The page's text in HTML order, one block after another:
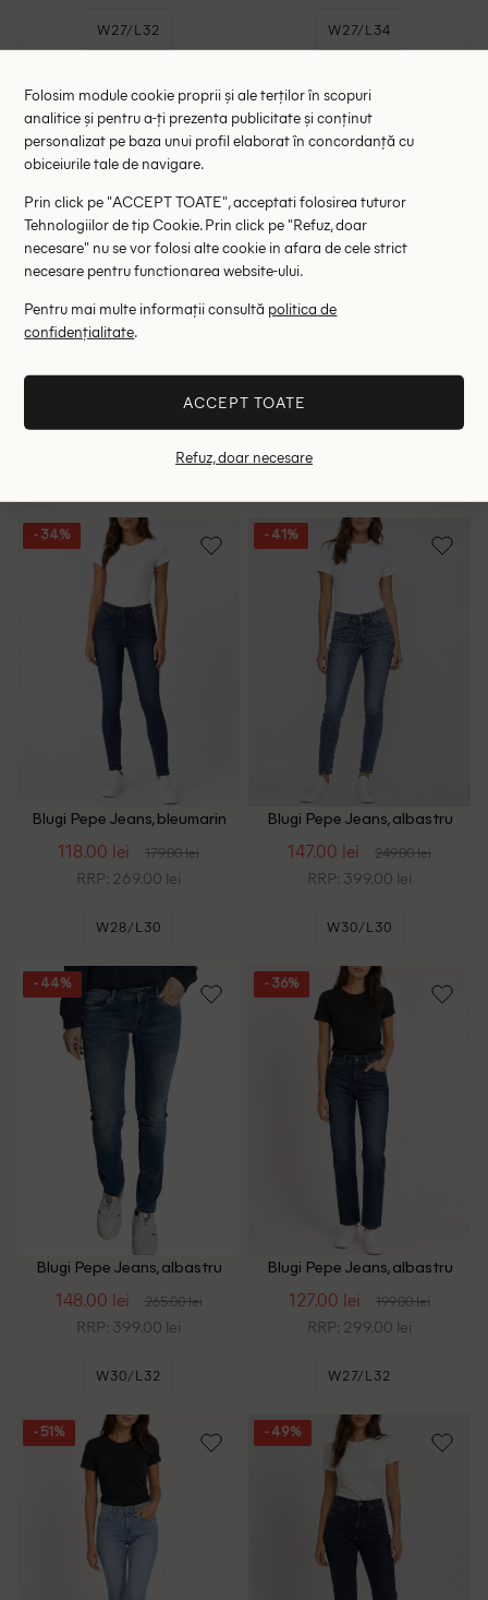
W27/L32 W27/L34
- 36%
Blugi Pepe Jeans, albastru
199.00 lei
RRP: 299.00 lei
- 36%
Blugi Pepe Jeans, bleumarin
128.00 lei
RRP: 325.00 lei
- 34%
Blugi Pepe Jeans, bleumarin
118.00 lei 179.00 lei
RRP: 269.00 lei
W28/L30
- 41%
Blugi Pepe Jeans, albastru
147.00 lei 249.00 lei
RRP: 399.00 lei
W30/L30
- 44%
Blugi Pepe Jeans, albastru
148.00 lei 265.00 lei
RRP: 399.00 lei
W30/L32
- 36%
Blugi Pepe Jeans, albastru
127.00 lei 199.00 lei
RRP: 299.00 lei
W27/L32
- 51% - 49%
Folosim module cookie proprii și ale terților în scopuri
analitice și pentru a-ți prezenta publicitate și conținut
personalizat pe baza unui profil elaborat în concordanță cu
obiceiurile tale de navigare.
Prin click pe "ACCEPT TOATE", acceptati folosirea tuturor
Tehnologiilor de tip Cookie. Prin click pe "Refuz, doar
necesare" nu se vor folosi alte cookie in afara de cele strict
necesare pentru functionarea website-ului.
Pentru mai multe informații consultă politica de
confidențialitate.
ACCEPT TOATE
Refuz, doar necesare